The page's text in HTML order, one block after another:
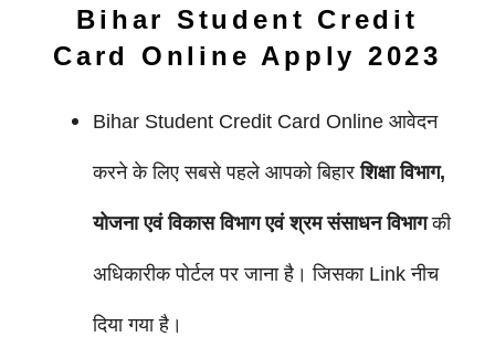
Bihar Student Credit
Card Online Apply 2023
Bihar Student Credit Card Online आवेदन
करने के लिए सबसे पहले आपको बिहारशिक्षा विभाग,
योजना एवं विकास विभाग एवं श्रम संसाधन विभागकी
अधिकारीक पोर्टल पर जाना है। जिसका Link नीच
दिया गया है।